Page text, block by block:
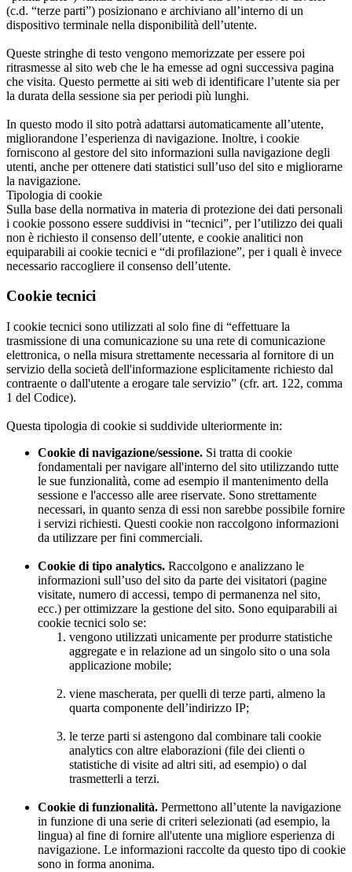
(c.d. “terze parti”) posizionano e archiviano all’interno di un
dispositivo terminale nella disponibilità dell’utente.
Queste stringhe di testo vengono memorizzate per essere poi
ritrasmesse al sito web che le ha emesse ad ogni successiva pagina
che visita. Questo permette ai siti web di identificare l’utente sia per
la durata della sessione sia per periodi più lunghi.
In questo modo il sito potrà adattarsi automaticamente all’utente,
migliorandone l’esperienza di navigazione. Inoltre, i cookie
forniscono al gestore del sito informazioni sulla navigazione degli
utenti, anche per ottenere dati statistici sull’uso del sito e migliorarne
la navigazione.
Tipologia di cookie
Sulla base della normativa in materia di protezione dei dati personali
i cookie possono essere suddivisi in “tecnici”, per l’utilizzo dei quali
non è richiesto il consenso dell’utente, e cookie analitici non
equiparabili ai cookie tecnici e “di profilazione”, per i quali è invece
necessario raccogliere il consenso dell’utente.
Cookie tecnici
I cookie tecnici sono utilizzati al solo fine di “effettuare la
trasmissione di una comunicazione su una rete di comunicazione
elettronica, o nella misura strettamente necessaria al fornitore di un
servizio della società dell'informazione esplicitamente richiesto dal
contraente o dall'utente a erogare tale servizio” (cfr. art. 122, comma
1 del Codice).
Questa tipologia di cookie si suddivide ulteriormente in:
Cookie di navigazione/sessione. Si tratta di cookie
fondamentali per navigare all'interno del sito utilizzando tutte
le sue funzionalità, come ad esempio il mantenimento della
sessione e l'accesso alle aree riservate. Sono strettamente
necessari, in quanto senza di essi non sarebbe possibile fornire
i servizi richiesti. Questi cookie non raccolgono informazioni
da utilizzare per fini commerciali.
Cookie di tipo analytics. Raccolgono e analizzano le
informazioni sull’uso del sito da parte dei visitatori (pagine
visitate, numero di accessi, tempo di permanenza nel sito,
ecc.) per ottimizzare la gestione del sito. Sono equiparabili ai
cookie tecnici solo se:
vengono utilizzati unicamente per produrre statistiche
aggregate e in relazione ad un singolo sito o una sola
applicazione mobile;
viene mascherata, per quelli di terze parti, almeno la
quarta componente dell’indirizzo IP;
le terze parti si astengono dal combinare tali cookie
analytics con altre elaborazioni (file dei clienti o
statistiche di visite ad altri siti, ad esempio) o dal
trasmetterli a terzi.
Cookie di funzionalità. Permettono all’utente la navigazione
in funzione di una serie di criteri selezionati (ad esempio, la
lingua) al fine di fornire all'utente una migliore esperienza di
navigazione. Le informazioni raccolte da questo tipo di cookie
sono in forma anonima.